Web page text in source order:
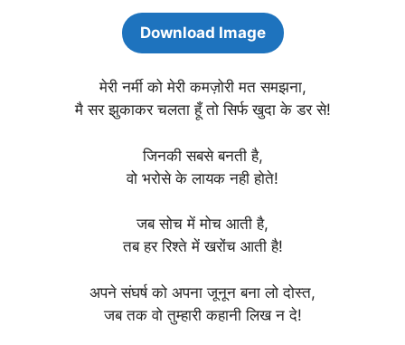
Download Image
मेरी नर्मी को मेरी कमज़ोरी मत समझना,
मै सर झुकाकर चलता हूँ तो सिर्फ खुदा के डर से!
जिनकी सबसे बनती है,
वो भरोसे के लायक नही होते!
जब सोच में मोच आती है,
तब हर रिश्ते में खरोंच आती है!
अपने संघर्ष को अपना जूनून बना लो दोस्त,
जब तक वो तुम्हारी कहानी लिख न दे!